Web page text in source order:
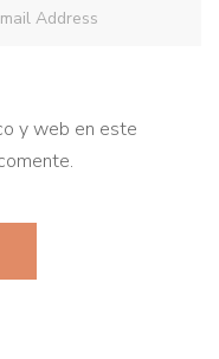
y web en este